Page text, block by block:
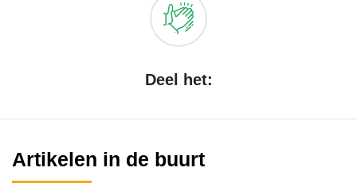
Deel het:
Artikelen in de buurt